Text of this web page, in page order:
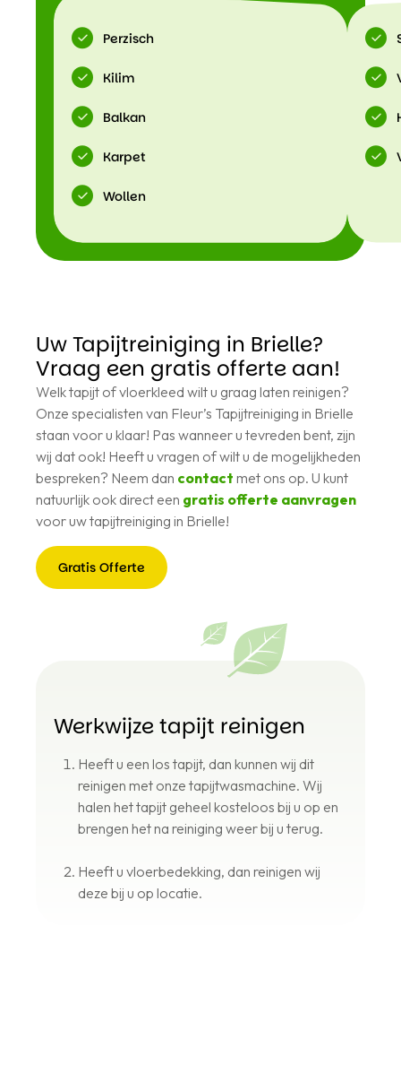
Perzisch
Kilim
Balkan
Karpet
Wollen
Uw Tapijtreiniging in Brielle?
Vraag een gratis offerte aan!
Welk tapijt of vloerkleed wilt u graag laten reinigen?
Onze specialisten van Fleur’s Tapijtreiniging in Brielle
staan voor u klaar! Pas wanneer u tevreden bent, zijn
wij dat ook! Heeft u vragen of wilt u de mogelijkheden
bespreken? Neem dan contact met ons op. U kunt
natuurlijk ook direct een gratis offerte aanvragen
voor uw tapijtreiniging in Brielle!
Gratis Offerte
Werkwijze tapijt reinigen
Heeft u een los tapijt, dan kunnen wij dit
reinigen met onze tapijtwasmachine. Wij
halen het tapijt geheel kosteloos bij u op en
brengen het na reiniging weer bij u terug.
Heeft u vloerbedekking, dan reinigen wij
deze bij u op locatie.